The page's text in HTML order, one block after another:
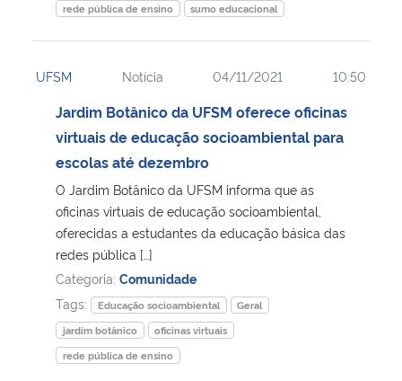
rede pública de ensino
sumo educacional
UFSM Notícia 04/11/2021 10:50
Jardim Botânico da UFSM oferece oficinas
virtuais de educação socioambiental para
escolas até dezembro
O Jardim Botânico da UFSM informa que as
oficinas virtuais de educação socioambiental,
oferecidas a estudantes da educação básica das
redes pública […]
Categoria: Comunidade
Tags:
Educação socioambiental
Geral
jardim botânico
oficinas virtuais
rede pública de ensino